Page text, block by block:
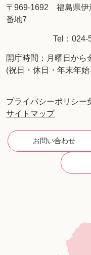
〒969-1692 福島県伊
番地7
Tel：024-
開庁時間：月曜日から
(祝日・休日・年末年
プライバシーポリシー
サイトマップ
お問い合わせ